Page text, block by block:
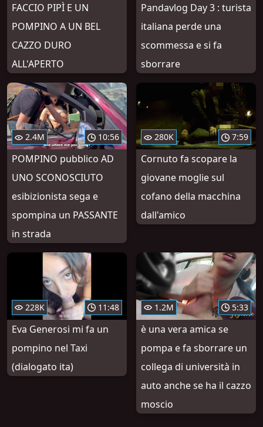
FACCIO PIPÌ E UN
POMPINO A UN BEL
CAZZO DURO
ALL'APERTO
Pandavlog Day 3 : turista
italiana perde una
scommessa e si fa
sborrare
2.4M 10:56
POMPINO pubblico AD
UNO SCONOSCIUTO
esibizionista sega e
spompina un PASSANTE
in strada
280K 7:59
Cornuto fa scopare la
giovane moglie sul
cofano della macchina
dall'amico
228K 11:48
Eva Generosi mi fa un
pompino nel Taxi
(dialogato ita)
1.2M 5:33
è una vera amica se
pompa e fa sborrare un
collega di università in
auto anche se ha il cazzo
moscio